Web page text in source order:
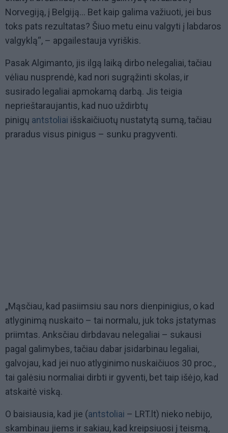
Norvegiją, į Belgiją... Bet kaip galima važiuoti, jei bus
toks pats rezultatas? Šiuo metu einu valgyti į labdaros
valgyklą“, – apgailestauja vyriškis.
Pasak Algimanto, jis ilgą laiką dirbo nelegaliai, tačiau
vėliau nusprendė, kad nori sugrąžinti skolas, ir
susirado legaliai apmokamą darbą. Jis teigia
neprieštaraujantis, kad nuo uždirbtų
pinigų antstoliai išskaičiuotų nustatytą sumą, tačiau
praradus visus pinigus – sunku pragyventi.
„Mąsčiau, kad pasiimsiu sau nors dienpinigius, o kad
atlyginimą nuskaito – tai normalu, juk toks įstatymas
priimtas. Anksčiau dirbdavau nelegaliai – sukausi
pagal galimybes, tačiau dabar įsidarbinau legaliai,
galvojau, kad jei nuo atlyginimo nuskaičiuos 30 proc.,
tai galėsiu normaliai dirbti ir gyventi, bet taip išėjo, kad
atskaitė viską.
O baisiausia, kad jie (antstoliai – LRT.lt) nieko nebijo,
skambinau jiems ir sakiau, kad kreipsiuosi į teismą,